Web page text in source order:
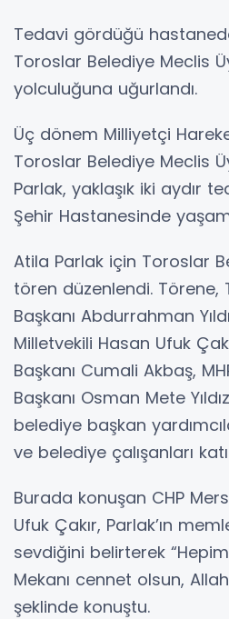
Tedavi gördüğü
Toroslar Belediye Meclis
yolculuğuna uğurlandı.
Üç dönem Milliyetçi
Toroslar Belediye Meclis
Parlak, yaklaşık iki aydır
Şehir Hastanesinde
Atila Parlak için Toroslar
tören düzenlendi. Törene,
Başkanı Abdurrahman
Milletvekili Hasan Ufuk
Başkanı Cumali Akbaş,
Başkanı Osman Mete
belediye başkan
ve belediye çalışanları
Burada konuşan CHP
Ufuk Çakır, Parlak’ın
sevdiğini belirterek
Mekanı cennet olsun,
şeklinde konuştu.